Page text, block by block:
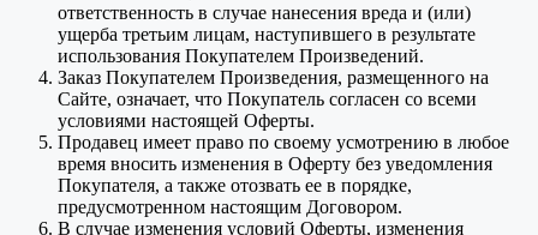
ответственность в случае нанесения вреда и (или)
ущерба третьим лицам, наступившего в результате
использования Покупателем Произведений.
Заказ Покупателем Произведения, размещенного на
Сайте, означает, что Покупатель согласен со всеми
условиями настоящей Оферты.
Продавец имеет право по своему усмотрению в любое
время вносить изменения в Оферту без уведомления
Покупателя, а также отозвать ее в порядке,
предусмотренном настоящим Договором.
В случае изменения условий Оферты, изменения